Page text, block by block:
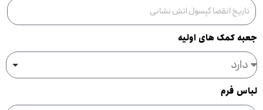
جعبه کمک های اولیه
لباس فرم